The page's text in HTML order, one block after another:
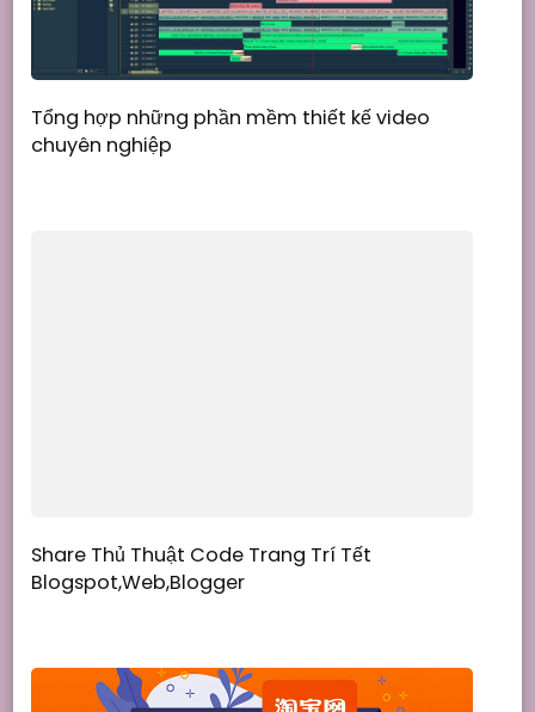
Tổng hợp những phần mềm thiết kế video
chuyên nghiệp
Share Thủ Thuật Code Trang Trí Tết
Blogspot,Web,Blogger